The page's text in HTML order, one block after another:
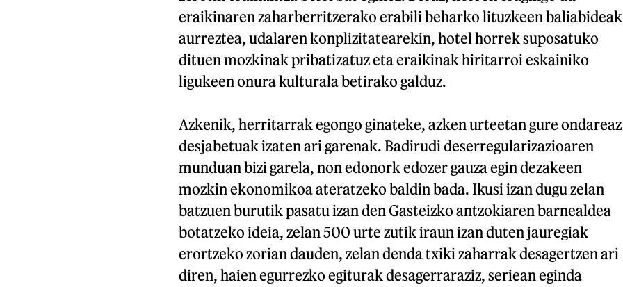
eraikinaren zaharberritzerako erabili beharko lituzkeen baliabideak
aurreztea, udalaren konplizitatearekin, hotel horrek suposatuko
dituen mozkinak pribatizatuz eta eraikinak hiritarroi eskainiko
ligukeen onura kulturala betirako galduz.
Azkenik, herritarrak egongo ginateke, azken urteetan gure ondareaz
desjabetuak izaten ari garenak. Badirudi deserregularizazioaren
munduan bizi garela, non edonork edozer gauza egin dezakeen
mozkin ekonomikoa ateratzeko baldin bada. Ikusi izan dugu zelan
batzuen burutik pasatu izan den Gasteizko antzokiaren barnealdea
botatzeko ideia, zelan 500 urte zutik iraun izan duten jauregiak
erortzeko zorian dauden, zelan denda txiki zaharrak desagertzen ari
diren, haien egurrezko egiturak desagerraraziz, seriean eginda